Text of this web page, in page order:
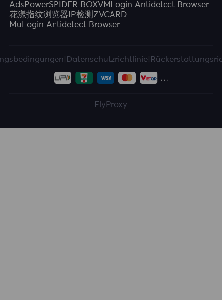
AdsPowerSPIDER BOXVMLogin Antidetect Browser
花漾指纹浏览器 IP检测 ZVCARD
MuLogin Antidetect Browser
FlyProxy
Datenschutzrichtlinie|